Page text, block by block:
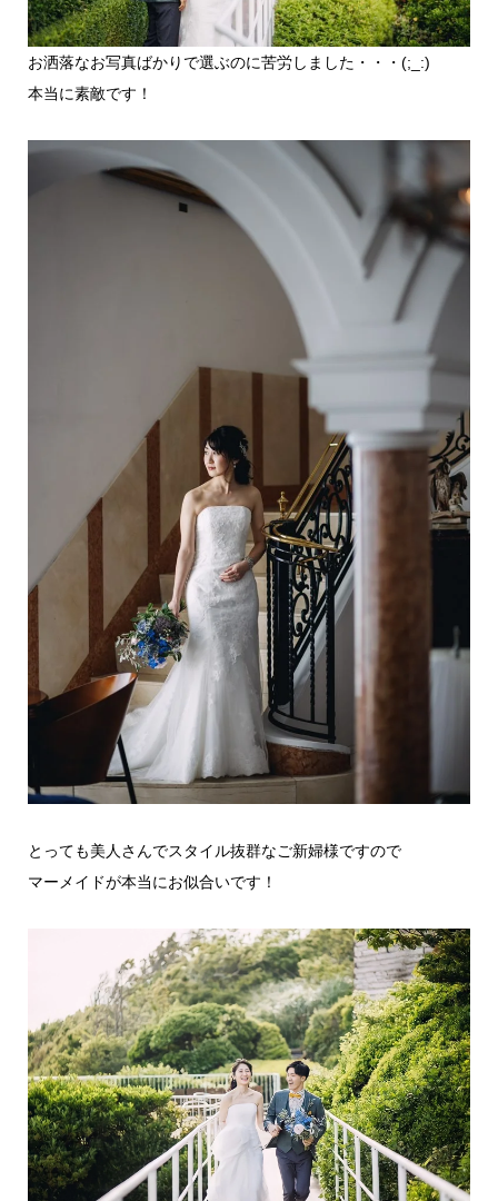
お洒落なお写真ばかりで選ぶのに苦労しました・・・(;_:)
本当に素敵です！
とっても美人さんでスタイル抜群なご新婦様ですので
マーメイドが本当にお似合いです！